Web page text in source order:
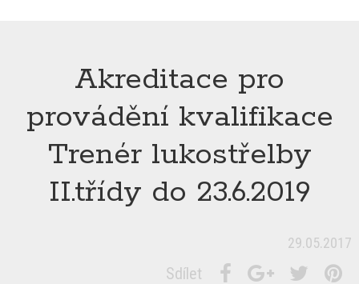
Akreditace pro
provádění kvalifikace
Trenér lukostřelby
II.třídy do 23.6.2019
29.05.2017
Sdílet